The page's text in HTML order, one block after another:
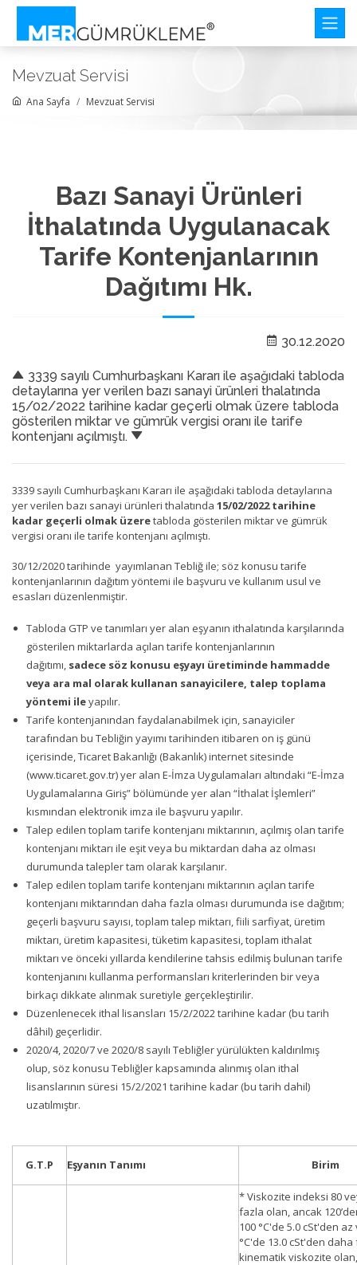
Mevzuat Servisi
Ana Sayfa Mevzuat Servisi
Bazı Sanayi Ürünleri
İthalatında Uygulanacak
Tarife Kontenjanlarının
Dağıtımı Hk.
30.12.2020
3339 sayılı Cumhurbaşkanı Kararı ile aşağıdaki tabloda
detaylarına yer verilen bazı sanayi ürünleri thalatında
15/02/2022 tarihine kadar geçerli olmak üzere tabloda
gösterilen miktar ve gümrük vergisi oranı ile tarife
kontenjanı açılmıştı.
3339 sayılı Cumhurbaşkanı Kararı ile aşağıdaki tabloda detaylarına
yer verilen bazı sanayi ürünleri thalatında 15/02/2022 tarihine
kadar geçerli olmak üzeretabloda gösterilen miktar ve gümrük
vergisi oranı ile tarife kontenjanı açılmıştı.
30/12/2020 tarihinde yayımlanan Tebliğ ile; söz konusu tarife
kontenjanlarının dağıtım yöntemi ile başvuru ve kullanım usul ve
esasları düzenlenmiştir.
Tabloda GTP ve tanımları yer alan eşyanın ithalatında karşılarında
gösterilen miktarlarda açılan tarife kontenjanlarının
dağıtımı, sadece söz konusu eşyayı üretiminde hammadde
veya ara mal olarak kullanan sanayicilere, talep toplama
yöntemi ileyapılır.
Tarife kontenjanından faydalanabilmek için, sanayiciler
tarafından bu Tebliğin yayımı tarihinden itibaren on iş günü
içerisinde, Ticaret Bakanlığı (Bakanlık) internet sitesinde
(www.ticaret.gov.tr) yer alan E-İmza Uygulamaları altındaki “E-İmza
Uygulamalarına Giriş” bölümünde yer alan “İthalat İşlemleri”
kısmından elektronik imza ile başvuru yapılır.
Talep edilen toplam tarife kontenjanı miktarının, açılmış olan tarife
kontenjanı miktarı ile eşit veya bu miktardan daha az olması
durumunda talepler tam olarak karşılanır.
Talep edilen toplam tarife kontenjanı miktarının açılan tarife
kontenjanı miktarından daha fazla olması durumunda ise dağıtım;
geçerli başvuru sayısı, toplam talep miktarı, fiili sarfiyat, üretim
miktarı, üretim kapasitesi, tüketim kapasitesi, toplam ithalat
miktarı ve önceki yıllarda kendilerine tahsis edilmiş bulunan tarife
kontenjanını kullanma performansları kriterlerinden bir veya
birkaçı dikkate alınmak suretiyle gerçekleştirilir.
Düzenlenecek ithal lisansları 15/2/2022 tarihine kadar (bu tarih
dâhil) geçerlidir.
2020/4, 2020/7 ve 2020/8 sayılı Tebliğler yürülükten kaldırılmış
olup, söz konusu Tebliğler kapsamında alınmış olan ithal
lisanslarının süresi 15/2/2021 tarihine kadar (bu tarih dahil)
uzatılmıştır.
G.T.P Eşyanın Tanımı Birim
* Viskozite indeksi 80
fazla olan, ancak
100 °C'de 5.0 cSt'den
°C'de 13.0 cSt'den
kinematik viskozite olan,